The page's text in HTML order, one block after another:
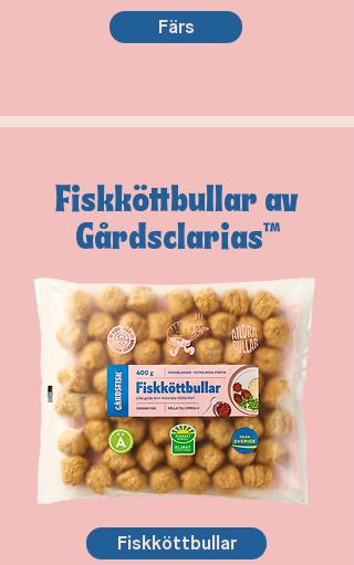
Färs
Fiskköttbullar av
Gårdsclarias™
Fiskköttbullar